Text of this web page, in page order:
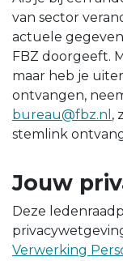
van sector
actuele
FBZ doorgeeft.
maar heb je
ontvangen,
bureau@fbz.nl ,
stemlink
Jouw
Deze
Verwerking